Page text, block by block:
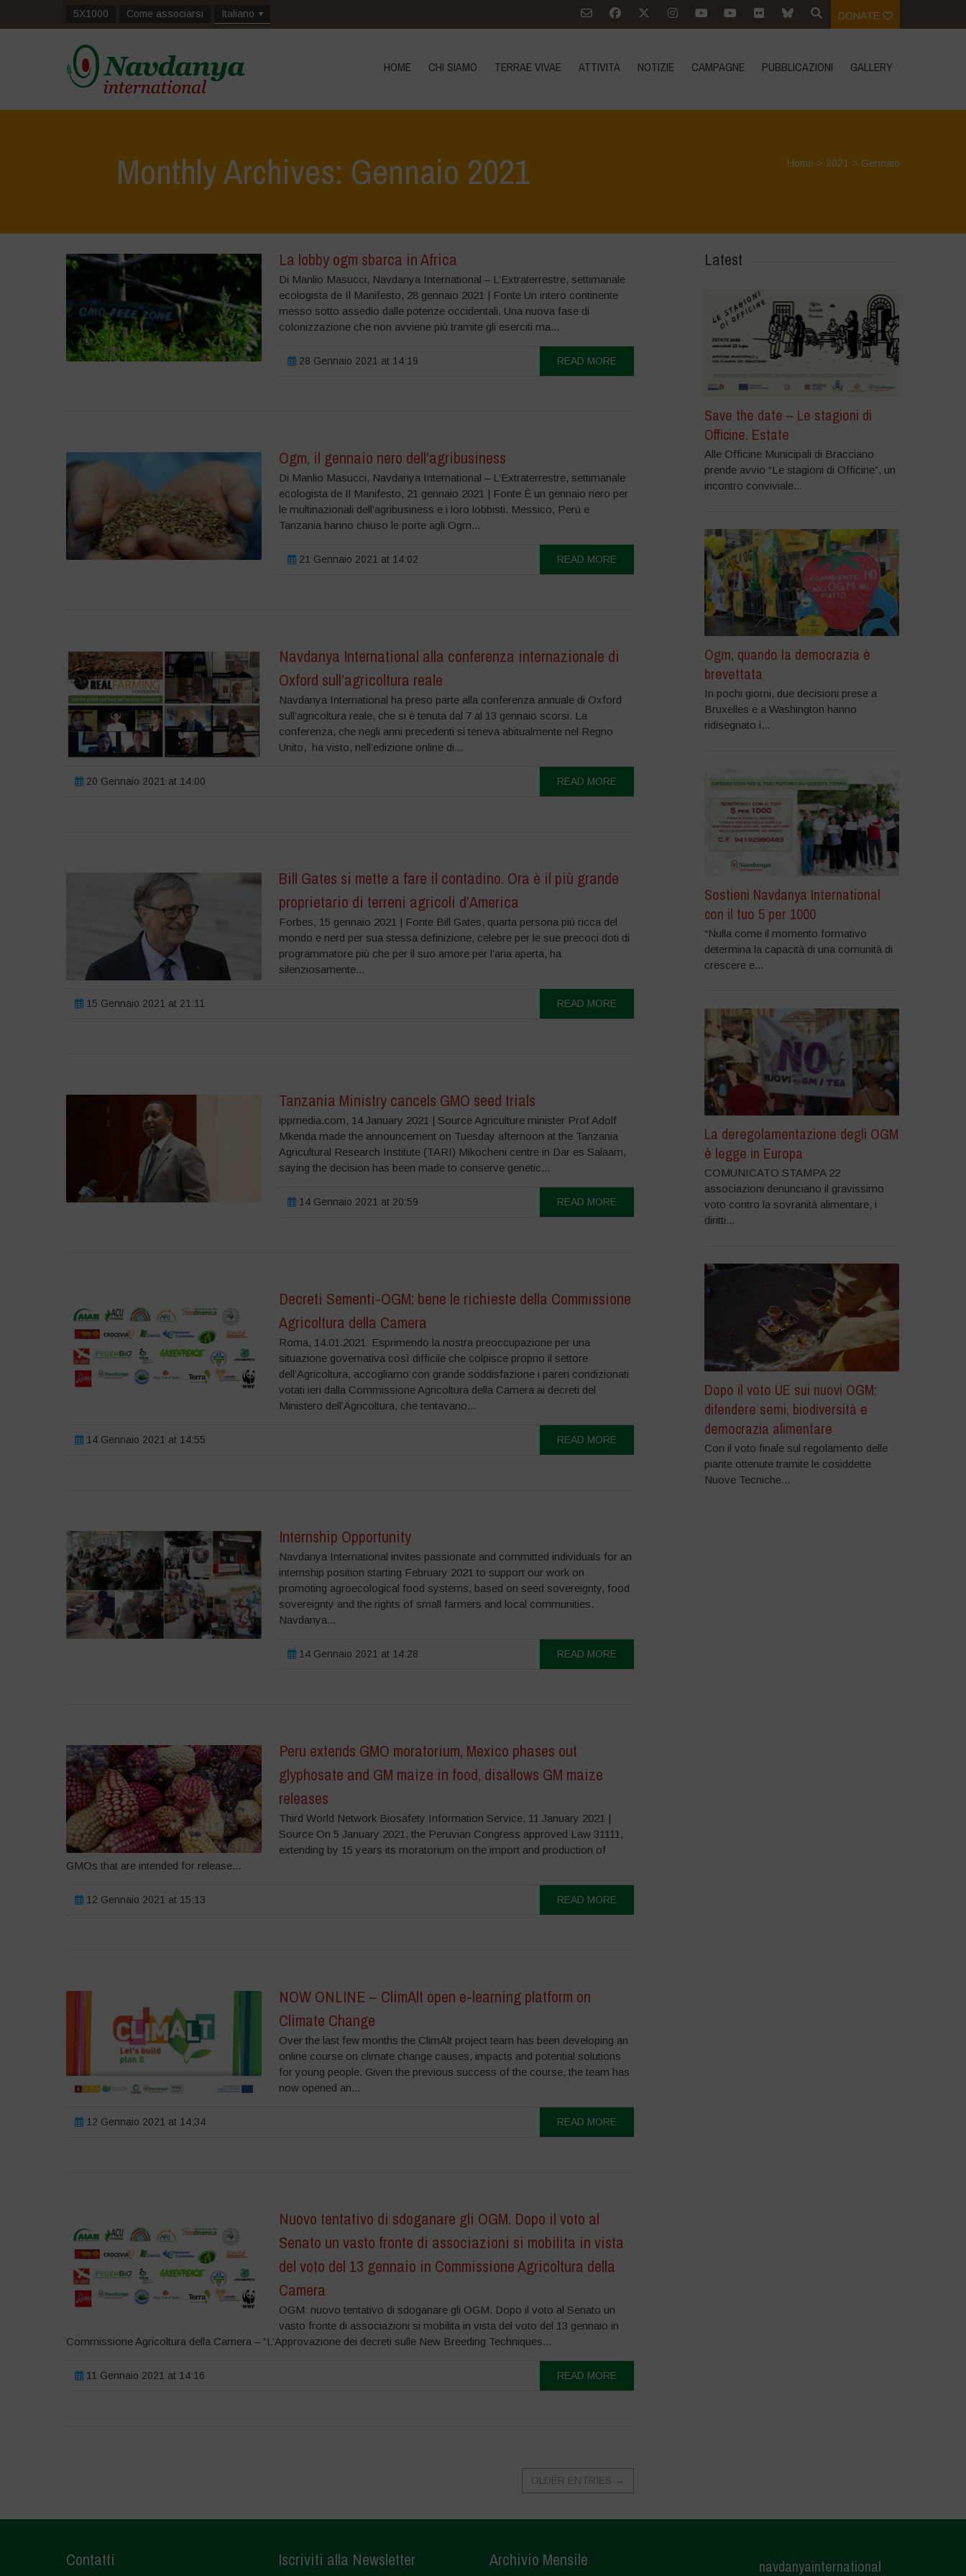
5X1000 Come associarsi Italiano DONATE
HOME CHI SIAMO TERRAE VIVAE ATTIVITÀ NOTIZIE CAMPAGNE PUBBLICAZIONI GALLERY
Monthly Archives: Gennaio 2021 Home > 2021 > Gennaio
La lobby ogm sbarca in Africa
Di Manlio Masucci, Navdanya International – L’Extraterrestre, settimanale
ecologista de Il Manifesto, 28 gennaio 2021 | Fonte Un intero continente
messo sotto assedio dalle potenze occidentali. Una nuova fase di
colonizzazione che non avviene più tramite gli eserciti ma...
28 Gennaio 2021 at 14:19 READ MORE
Ogm, il gennaio nero dell’agribusiness
Di Manlio Masucci, Navdanya International – L’Extraterrestre, settimanale
ecologista de Il Manifesto, 21 gennaio 2021 | Fonte È un gennaio nero per
le multinazionali dell’agribusiness e i loro lobbisti. Messico, Perù e
Tanzania hanno chiuso le porte agli Ogm...
21 Gennaio 2021 at 14:02 READ MORE
Navdanya International alla conferenza internazionale di
Oxford sull’agricoltura reale
Navdanya International ha preso parte alla conferenza annuale di Oxford
sull’agricoltura reale, che si è tenuta dal 7 al 13 gennaio scorsi. La
conferenza, che negli anni precedenti si teneva abitualmente nel Regno
Unito, ha visto, nell’edizione online di...
20 Gennaio 2021 at 14:00 READ MORE
Bill Gates si mette a fare il contadino. Ora è il più grande
proprietario di terreni agricoli d’America
Forbes, 15 gennaio 2021 | Fonte Bill Gates, quarta persona più ricca del
mondo e nerd per sua stessa definizione, celebre per le sue precoci doti di
programmatore più che per il suo amore per l’aria aperta, ha
silenziosamente...
15 Gennaio 2021 at 21:11 READ MORE
Tanzania Ministry cancels GMO seed trials
ippmedia.com, 14 January 2021 | Source Agriculture minister Prof Adolf
Mkenda made the announcement on Tuesday afternoon at the Tanzania
Agricultural Research Institute (TARI) Mikocheni centre in Dar es Salaam,
saying the decision has been made to conserve genetic...
14 Gennaio 2021 at 20:59 READ MORE
Decreti Sementi-OGM: bene le richieste della Commissione
Agricoltura della Camera
Roma, 14.01.2021: Esprimendo la nostra preoccupazione per una
situazione governativa così difficile che colpisce proprio il settore
dell’Agricoltura, accogliamo con grande soddisfazione i pareri condizionati
votati ieri dalla Commissione Agricoltura della Camera ai decreti del
Ministero dell’Agricoltura, che tentavano...
14 Gennaio 2021 at 14:55 READ MORE
Internship Opportunity
Navdanya International invites passionate and committed individuals for an
internship position starting February 2021 to support our work on
promoting agroecological food systems, based on seed sovereignty, food
sovereignty and the rights of small farmers and local communities.
Navdanya...
14 Gennaio 2021 at 14:28 READ MORE
Peru extends GMO moratorium, Mexico phases out
glyphosate and GM maize in food, disallows GM maize
releases
Third World Network Biosafety Information Service, 11 January 2021 |
Source On 5 January 2021, the Peruvian Congress approved Law 31111,
extending by 15 years its moratorium on the import and production of
GMOs that are intended for release...
12 Gennaio 2021 at 15:13 READ MORE
NOW ONLINE – ClimAlt open e-learning platform on
Climate Change
Over the last few months the ClimAlt project team has been developing an
online course on climate change causes, impacts and potential solutions
for young people. Given the previous success of the course, the team has
now opened an...
12 Gennaio 2021 at 14:34 READ MORE
Nuovo tentativo di sdoganare gli OGM. Dopo il voto al
Senato un vasto fronte di associazioni si mobilita in vista
del voto del 13 gennaio in Commissione Agricoltura della
Camera
OGM: nuovo tentativo di sdoganare gli OGM. Dopo il voto al Senato un
vasto fronte di associazioni si mobilita in vista del voto del 13 gennaio in
Commissione Agricoltura della Camera – “L’Approvazione dei decreti sulle New Breeding Techniques...
11 Gennaio 2021 at 14:16 READ MORE
OLDER ENTRIES →
Latest
Save the date – Le stagioni di
Officine. Estate
Alle Officine Municipali di Bracciano
prende avvio “Le stagioni di Officine”, un
incontro conviviale...
Ogm, quando la democrazia è
brevettata
In pochi giorni, due decisioni prese a
Bruxelles e a Washington hanno
ridisegnato i...
Sostieni Navdanya International
con il tuo 5 per 1000
“Nulla come il momento formativo
determina la capacità di una comunità di
crescere e...
La deregolamentazione degli OGM
è legge in Europa
COMUNICATO STAMPA 22
associazioni denunciano il gravissimo
voto contro la sovranità alimentare, i
diritti...
Dopo il voto UE sui nuovi OGM:
difendere semi, biodiversità e
democrazia alimentare
Con il voto finale sul regolamento delle
piante ottenute tramite le cosiddette
Nuove Tecniche...
Contatti Iscriviti alla Newsletter Archivio Mensile navdanyainternational